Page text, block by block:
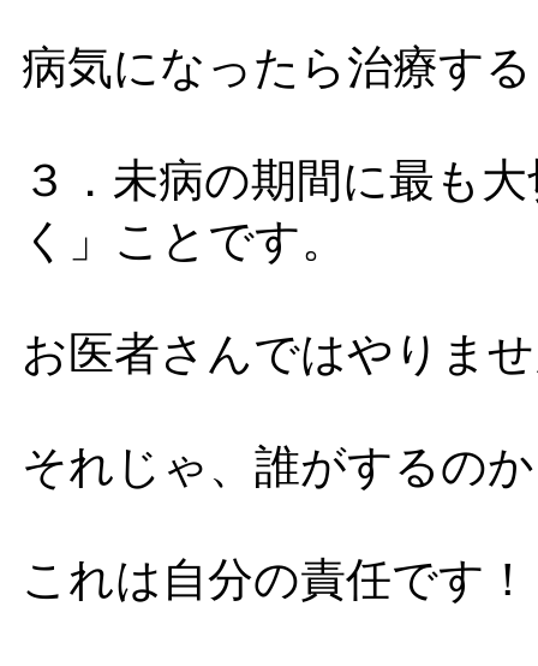
病気になったら治療す
３．未病の期間に最も
く」ことです。
お医者さんではやりま
それじゃ、誰がするの
これは自分の責任です！